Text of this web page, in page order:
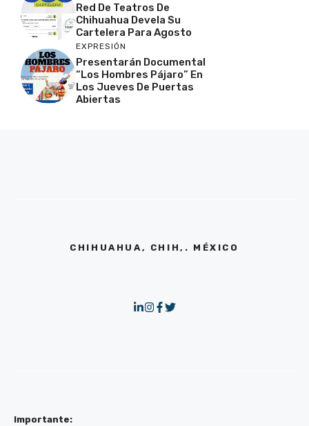
Red De Teatros De
Chihuahua Devela Su
Cartelera Para Agosto
EXPRESIÓN
Presentarán Documental
“Los Hombres Pájaro” En
Los Jueves De Puertas
Abiertas
CHIHUAHUA, CHIH,. MÉXICO
Importante: